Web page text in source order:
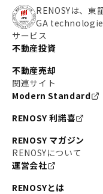
RENOSYは、東
GA
サービス
不動産投資
不動産売却
関連サイト
Modern Standard
RENOSY 利諾喜
RENOSY マガジン
RENOSYについて
運営会社
RENOSYとは